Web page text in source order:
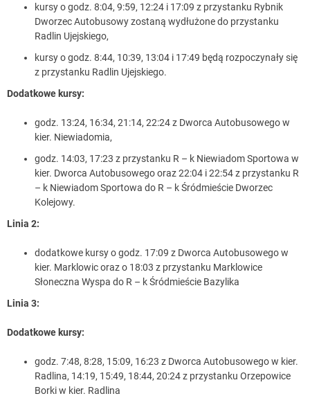
kursy o godz. 8:04, 9:59, 12:24 i 17:09 z przystanku Rybnik
Dworzec Autobusowy zostaną wydłużone do przystanku
Radlin Ujejskiego,
kursy o godz. 8:44, 10:39, 13:04 i 17:49 będą rozpoczynały się
z przystanku Radlin Ujejskiego.
Dodatkowe kursy:
godz. 13:24, 16:34, 21:14, 22:24 z Dworca Autobusowego w
kier. Niewiadomia,
godz. 14:03, 17:23 z przystanku R – k Niewiadom Sportowa w
kier. Dworca Autobusowego oraz 22:04 i 22:54 z przystanku R
– k Niewiadom Sportowa do R – k Śródmieście Dworzec
Kolejowy.
Linia 2:
dodatkowe kursy o godz. 17:09 z Dworca Autobusowego w
kier. Marklowic oraz o 18:03 z przystanku Marklowice
Słoneczna Wyspa do R – k Śródmieście Bazylika
Linia 3:
Dodatkowe kursy:
godz. 7:48, 8:28, 15:09, 16:23 z Dworca Autobusowego w kier.
Radlina, 14:19, 15:49, 18:44, 20:24 z przystanku Orzepowice
Borki w kier. Radlina